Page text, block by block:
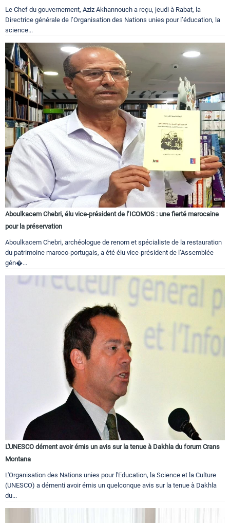
Le Chef du gouvernement, Aziz Akhannouch a reçu, jeudi à Rabat, la
Directrice générale de l’Organisation des Nations unies pour l’éducation, la
science...
Aboulkacem Chebri, élu vice-président de l’ICOMOS : une fierté marocaine
pour la préservation
Aboulkacem Chebri, archéologue de renom et spécialiste de la restauration
du patrimoine maroco-portugais, a été élu vice-président de l’Assemblée
gén�...
L'UNESCO dément avoir émis un avis sur la tenue à Dakhla du forum Crans
Montana
L'Organisation des Nations unies pour l'Education, la Science et la Culture
(UNESCO) a démenti avoir émis un quelconque avis sur la tenue à Dakhla
du...